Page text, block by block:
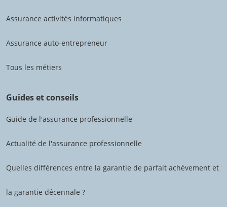
Assurance activités informatiques
Assurance auto-entrepreneur
Tous les métiers
Guides et conseils
Guide de l'assurance professionnelle
Actualité de l'assurance professionnelle
Quelles différences entre la garantie de parfait achèvement et
la garantie décennale ?